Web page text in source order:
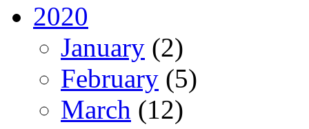
2020
January (2)
February (5)
March (12)